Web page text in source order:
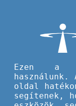
Ezen a
oldal
segítenek,